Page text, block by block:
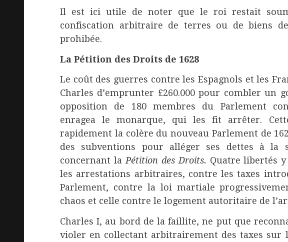
Il est ici utile de noter que le roi restait
confiscation arbitraire de terres ou de biens
prohibée.
La Pétition des Droits de 1628
Le coût des guerres contre les Espagnols et les
Charles d’emprunter £260.000 pour combler un
opposition de 180 membres du Parlement
enragea le monarque, qui les fit arrêter.
rapidement la colère du nouveau Parlement de
des subventions pour alléger ses dettes à la
concernant la Pétition des Droits. Quatre libertés
les arrestations arbitraires, contre les taxes
Parlement, contre la loi martiale
chaos et celle contre le logement autoritaire de
Charles I, au bord de la faillite, ne put que
violer en collectant arbitrairement des taxes sur